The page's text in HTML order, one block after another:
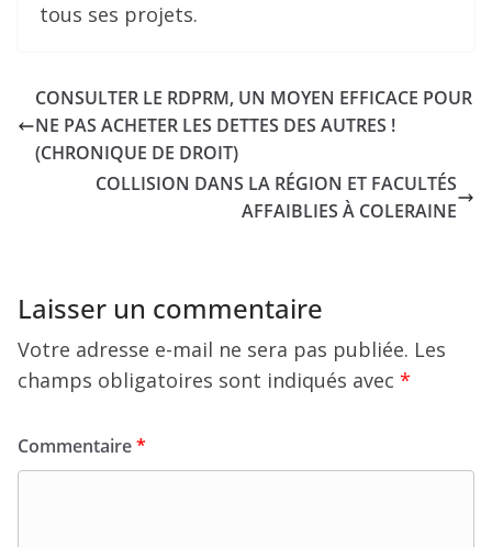
tous ses projets.
CONSULTER LE RDPRM, UN MOYEN EFFICACE POUR
NE PAS ACHETER LES DETTES DES AUTRES !
(CHRONIQUE DE DROIT)
COLLISION DANS LA RÉGION ET FACULTÉS
AFFAIBLIES À COLERAINE
Laisser un commentaire
Votre adresse e-mail ne sera pas publiée. Les
champs obligatoires sont indiqués avec *
Commentaire*